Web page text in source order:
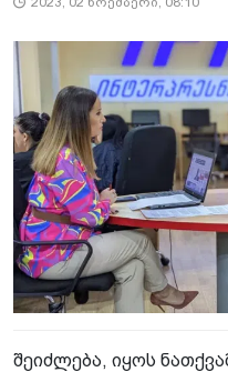
შეიძლება, იყოს